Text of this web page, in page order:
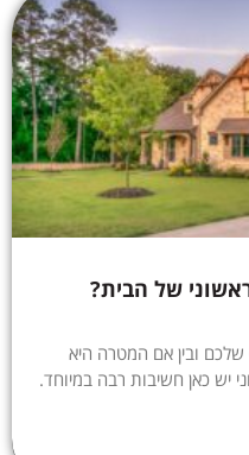
של הבית?
ובין אם המטרה היא
יש כאן חשיבות רבה במיוחד.